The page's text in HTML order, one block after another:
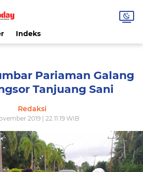
Indeks
Pariaman Galang
Tanjuang Sani
Redaksi
2019 | 22.11.19 WIB